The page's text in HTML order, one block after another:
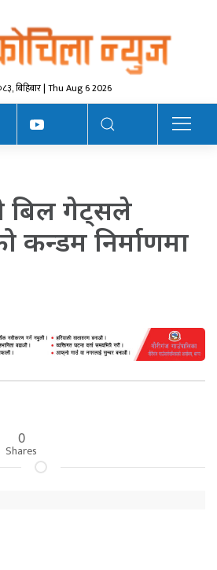
बिहिबार | Thu Aug 6 2026
बिल गेट्सले
कन्डम निर्माणमा
0
Shares